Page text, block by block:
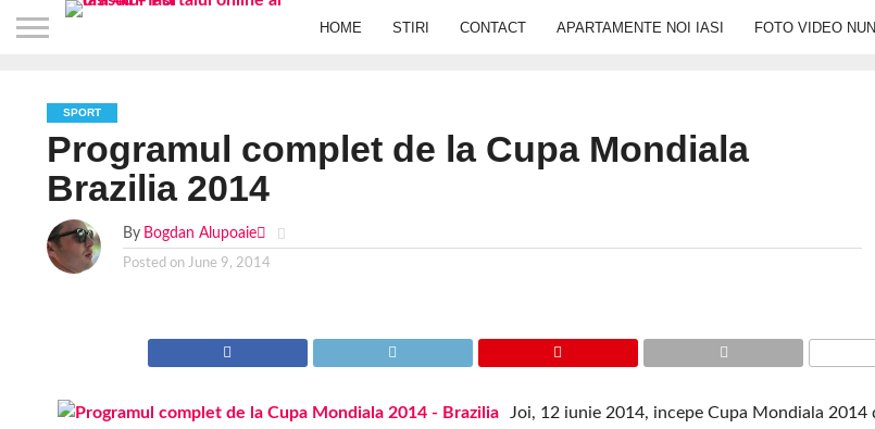
HOME STIRI CONTACT APARTAMENTE NOI IASI FOTO VIDEO
SPORT
Programul complet de la Cupa Mondiala
Brazilia 2014
By Bogdan Alupoaie
Posted on June 9, 2014
Joi, 12 iunie 2014, incepe Cupa Mondiala 2014